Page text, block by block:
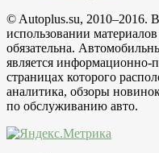
© Autoplus.su, 2010–2016.
использовании
обязательна.
является информационно-
страницах которого
аналитика, обзоры
по обслуживанию авто.